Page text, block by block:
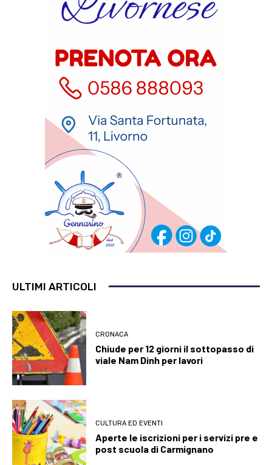
ULTIMI ARTICOLI
CRONACA
Chiude per 12 giorni il sottopasso di
viale Nam Dinh per lavori
CULTURA ED EVENTI
Aperte le iscrizioni per i servizi pre e
post scuola di Carmignano